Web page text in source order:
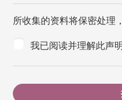
所收集的资料将保密处理
我已阅读并理解此声